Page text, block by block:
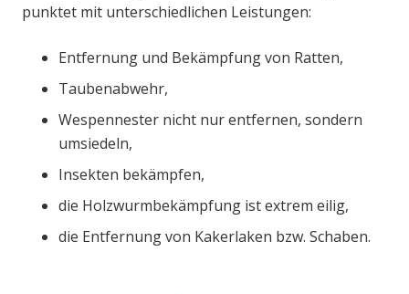
punktet mit unterschiedlichen Leistungen:
Entfernung und Bekämpfung von Ratten,
Taubenabwehr,
Wespennester nicht nur entfernen, sondern
umsiedeln,
Insekten bekämpfen,
die Holzwurmbekämpfung ist extrem eilig,
die Entfernung von Kakerlaken bzw. Schaben.